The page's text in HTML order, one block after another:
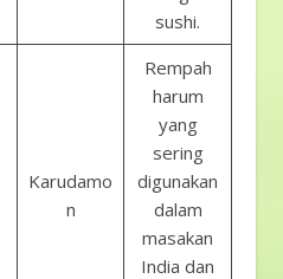
sushi.
Karudamo
n
Rempah
harum
yang
sering
digunakan
dalam
masakan
India dan